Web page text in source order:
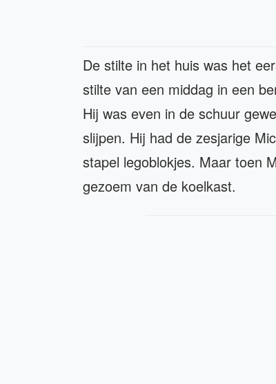
De stilte in het huis was het
stilte van een middag in een
Hij was even in de schuur
slijpen. Hij had de zesjarige
stapel legoblokjes. Maar toen
gezoem van de koelkast.